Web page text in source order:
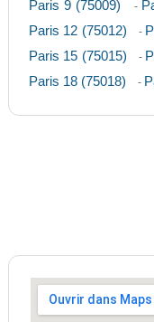
Paris 9 (75009) -
Paris 12 (75012) -
Paris 15 (75015) -
Paris 18 (75018) -